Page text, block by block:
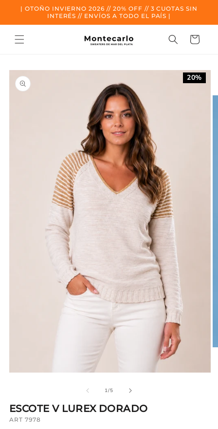
Ir al
contenido
| OTOÑO INVIERNO 2026 // 20% OFF // 3 CUOTAS SIN
INTERÉS // ENVÍOS A TODO EL PAÍS |
Carrito
información
del
producto
ventana
1/de
5
20%
ESCOTE V LUREX DORADO
ART 7978